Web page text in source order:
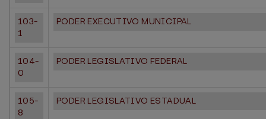
103-
1
PODER EXECUTIVO MUNICIPAL
104-
0
PODER LEGISLATIVO FEDERAL
105-
8
PODER LEGISLATIVO ESTADUAL